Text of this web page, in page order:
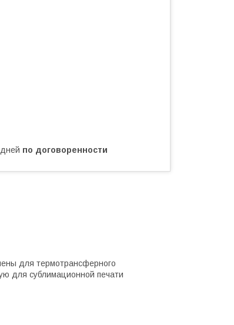
по договоренности
для термотрансферного
для сублимационной печати